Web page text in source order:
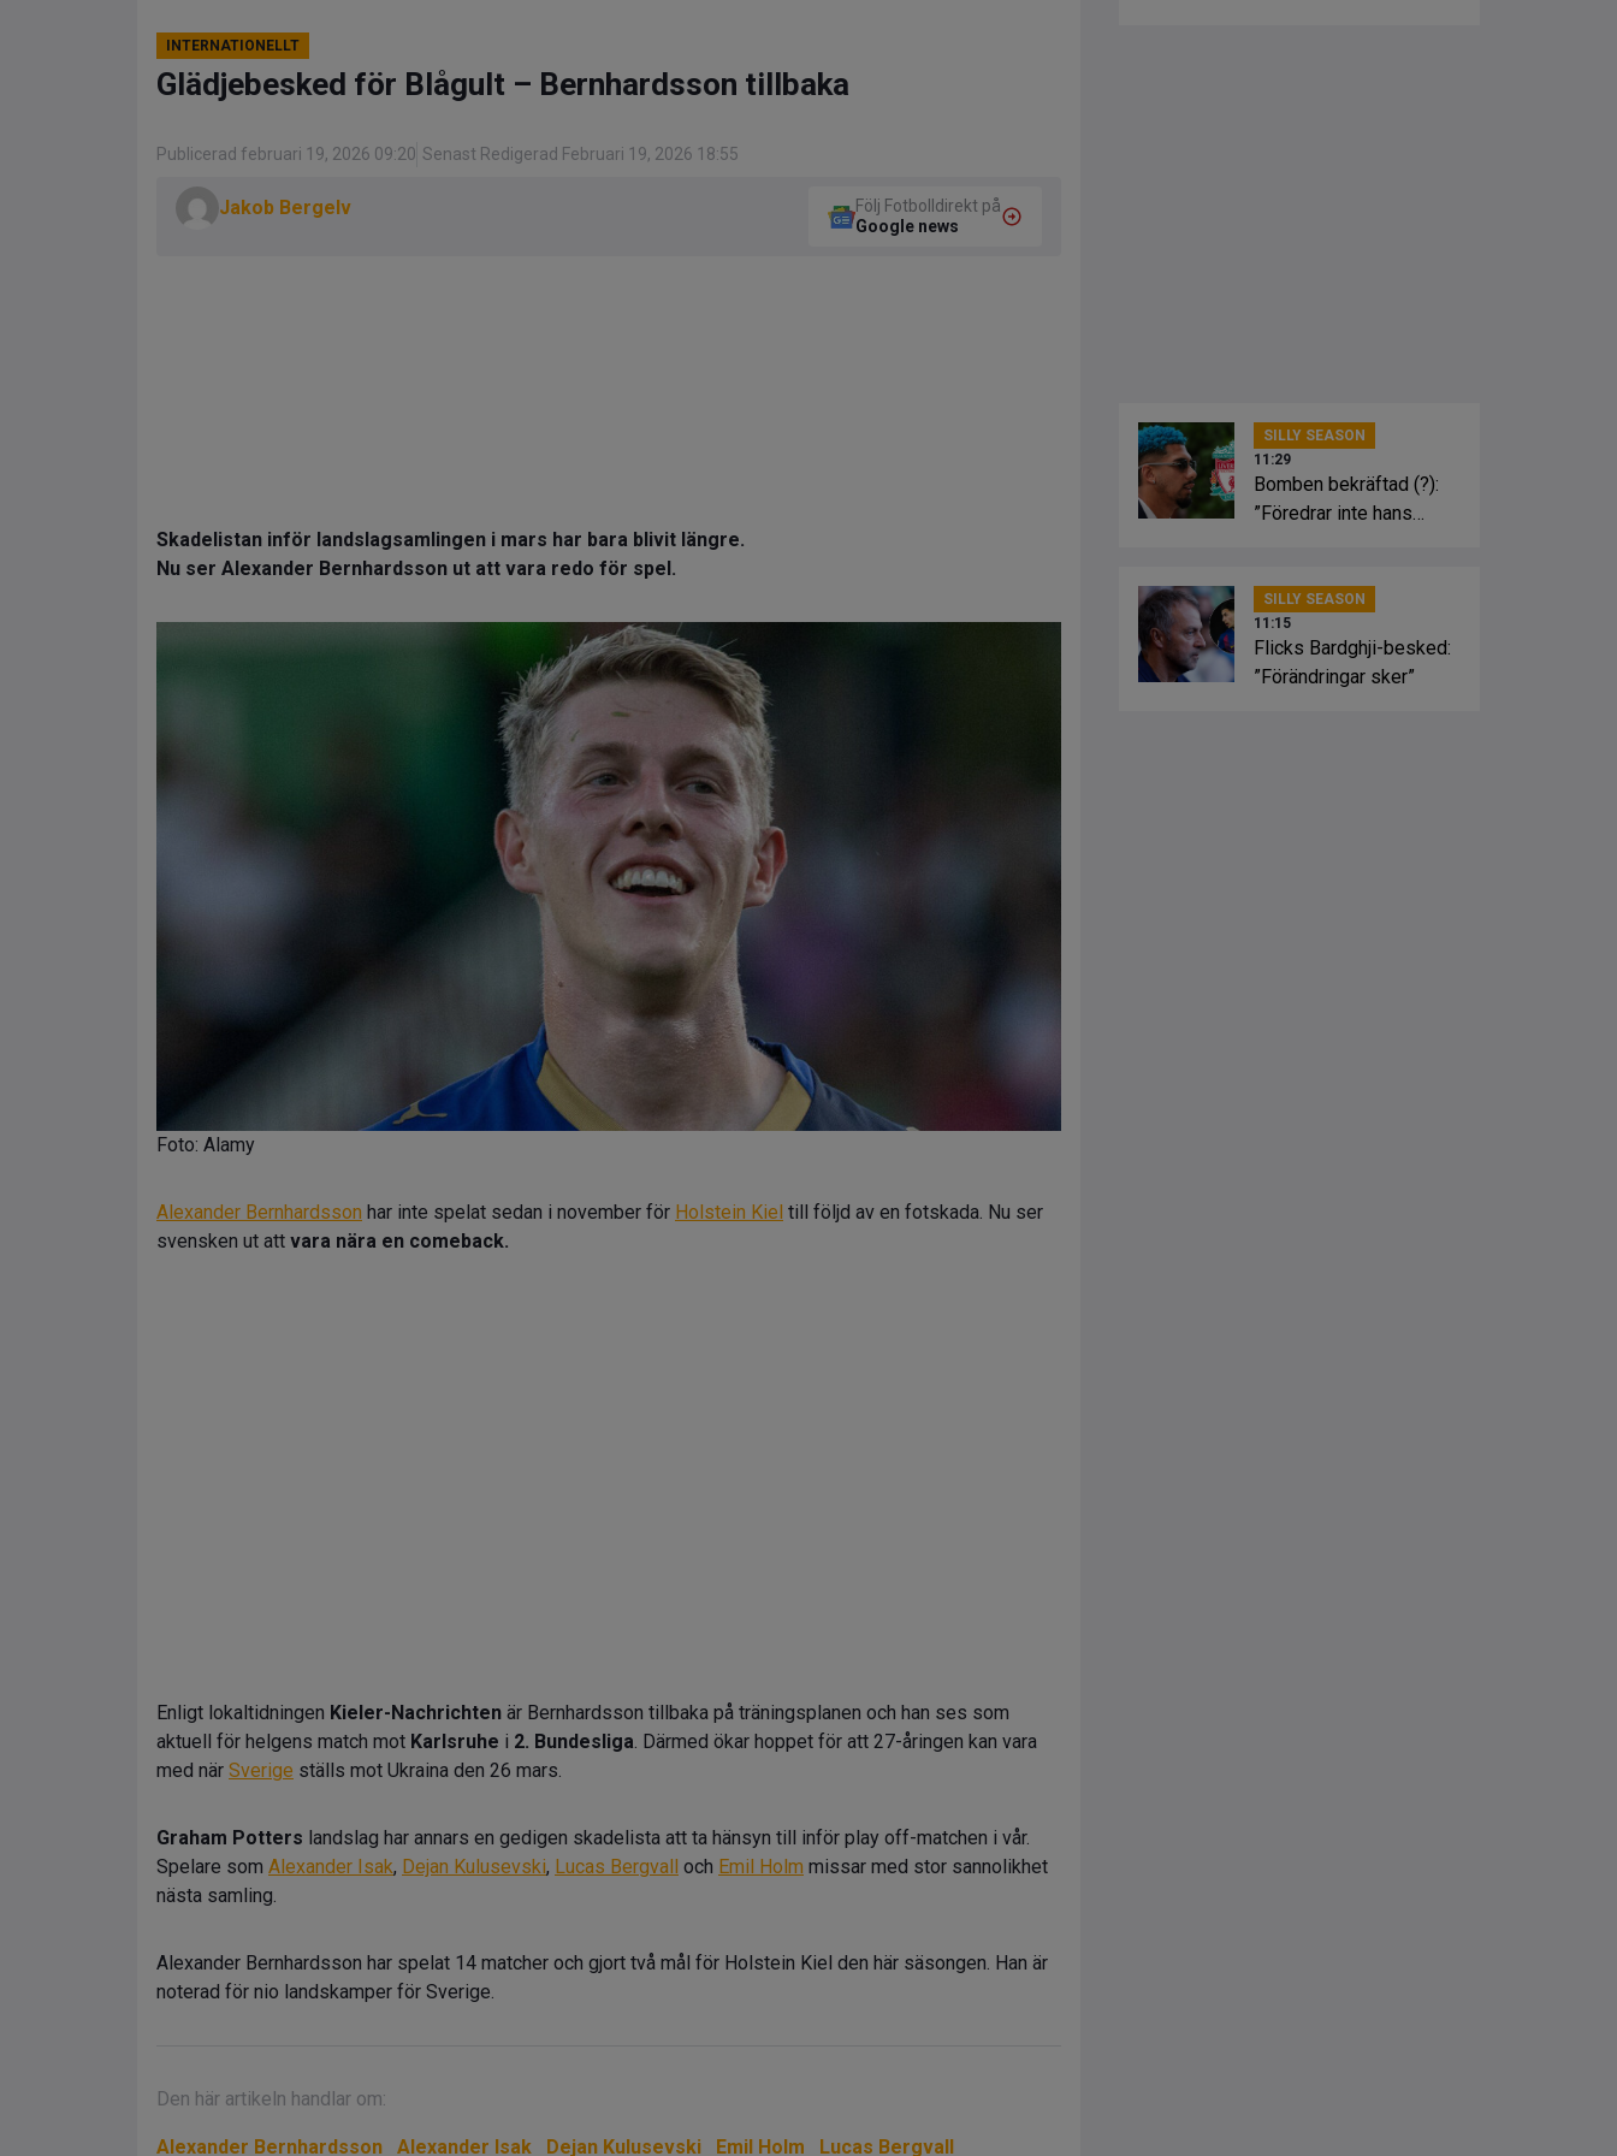
INTERNATIONELLT
Glädjebesked för Blågult – Bernhardsson tillbaka
Publicerad februari 19, 2026 09:20 Senast Redigerad Februari 19, 2026 18:55
Jakob Bergelv
Följ Fotbolldirekt på
Google news
Skadelistan inför landslagsamlingen i mars har bara blivit längre.
Nu ser Alexander Bernhardsson ut att vara redo för spel.
Foto: Alamy
Alexander Bernhardsson har inte spelat sedan i november för Holstein Kiel till följd av en fotskada. Nu ser
svensken ut att vara nära en comeback.
Enligt lokaltidningen Kieler-Nachrichten är Bernhardsson tillbaka på träningsplanen och han ses som
aktuell för helgens match mot Karlsruhe i 2. Bundesliga. Därmed ökar hoppet för att 27-åringen kan vara
med när Sverige ställs mot Ukraina den 26 mars.
Graham Potters landslag har annars en gedigen skadelista att ta hänsyn till inför play off-matchen i vår.
Spelare som Alexander Isak, Dejan Kulusevski, Lucas Bergvall och Emil Holm missar med stor sannolikhet
nästa samling.
Alexander Bernhardsson har spelat 14 matcher och gjort två mål för Holstein Kiel den här säsongen. Han är
noterad för nio landskamper för Sverige.
Den här artikeln handlar om:
Alexander Bernhardsson Alexander Isak Dejan Kulusevski Emil Holm Lucas Bergvall
SILLY SEASON
11:29
Bomben bekräftad (?):
”Föredrar inte hans
SILLY SEASON
11:15
Flicks Bardghji-besked:
”Förändringar sker”